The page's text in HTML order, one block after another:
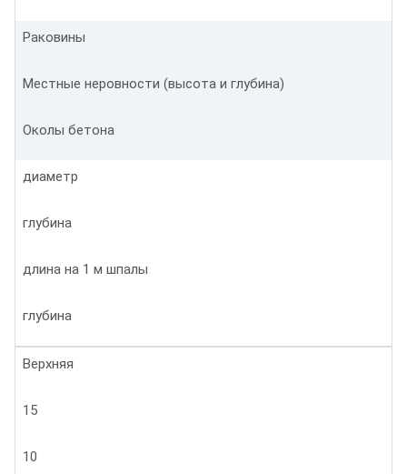
Раковины
Местные неровности (высота и глубина)
Околы бетона
диаметр
глубина
длина на 1 м шпалы
глубина
Верхняя
15
10